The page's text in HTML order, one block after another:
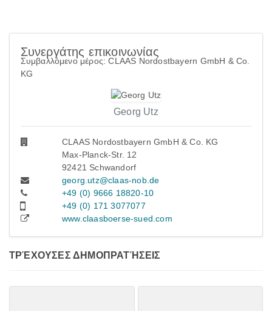
Συνεργάτης επικοινωνίας
Συμβαλλόμενο μέρος: CLAAS Nordostbayern GmbH & Co.
KG
Georg Utz
CLAAS Nordostbayern GmbH & Co. KG
Max-Planck-Str. 12
92421 Schwandorf
georg.utz@claas-nob.de
+49 (0) 9666 18820-10
+49 (0) 171 3077077
www.claasboerse-sued.com
ΤΡΈΧΟΥΣΕΣ ΔΗΜΟΠΡΑΤΉΣΕΙΣ